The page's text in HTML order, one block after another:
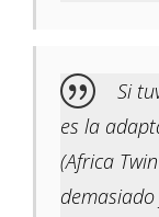
Si
es la
(Africa